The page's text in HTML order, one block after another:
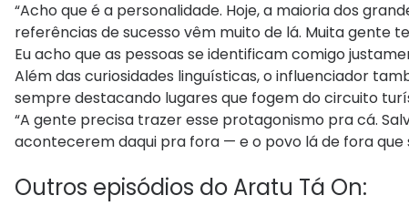
“Acho que é a personalidade. Hoje, a maioria dos
referências de sucesso vêm muito de lá. Muita gente
Eu acho que as pessoas se identificam comigo
Além das curiosidades linguísticas, o influenciador
sempre destacando lugares que fogem do circuito
“A gente precisa trazer esse protagonismo pra cá.
acontecerem daqui pra fora — e o povo lá de fora
Outros episódios do Aratu Tá On: